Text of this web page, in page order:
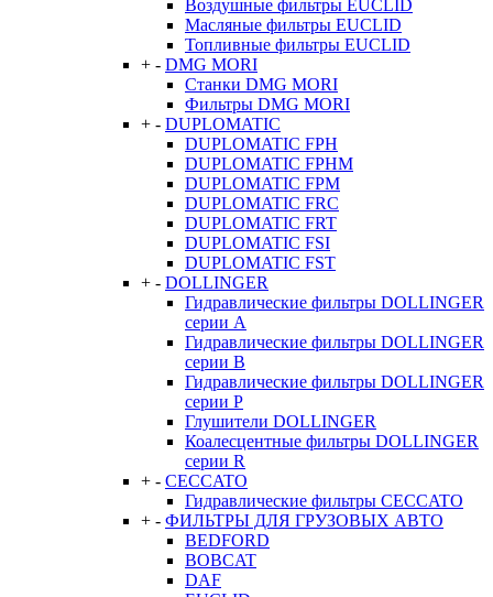
Воздушные фильтры EUCLID
Масляные фильтры EUCLID
Топливные фильтры EUCLID
+ - DMG MORI
Станки DMG MORI
Фильтры DMG MORI
+ - DUPLOMATIC
DUPLOMATIC FPH
DUPLOMATIC FPHM
DUPLOMATIC FPM
DUPLOMATIC FRC
DUPLOMATIC FRT
DUPLOMATIC FSI
DUPLOMATIC FST
+ - DOLLINGER
Гидравлические фильтры DOLLINGER
серии A
Гидравлические фильтры DOLLINGER
серии B
Гидравлические фильтры DOLLINGER
серии P
Глушители DOLLINGER
Коалесцентные фильтры DOLLINGER
серии R
+ - CECCATO
Гидравлические фильтры CECCATO
+ - ФИЛЬТРЫ ДЛЯ ГРУЗОВЫХ АВТО
BEDFORD
BOBCAT
DAF